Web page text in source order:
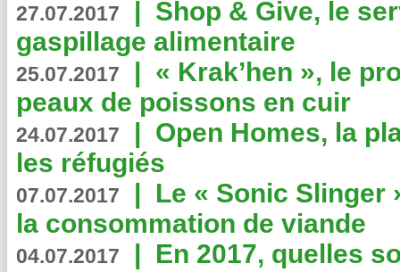
27.07.2017 | Shop & Give, le
gaspillage alimentaire
25.07.2017 | « Krak’hen », le
peaux de poissons en cuir
24.07.2017 | Open Homes, la
les réfugiés
07.07.2017 | Le « Sonic Slinger
la consommation de viande
04.07.2017 | En 2017, quelles